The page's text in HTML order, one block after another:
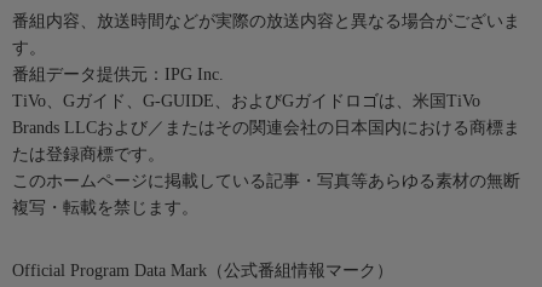
番組内容、放送時間などが実際の放送内容と異なる場合がございま
す。
番組データ提供元：IPG Inc.
TiVo、Gガイド、G-GUIDE、およびGガイドロゴは、米国TiVo
Brands LLCおよび／またはその関連会社の日本国内における商標ま
たは登録商標です。
このホームページに掲載している記事・写真等あらゆる素材の無断
複写・転載を禁じます。
Official Program Data Mark（公式番組情報マーク）